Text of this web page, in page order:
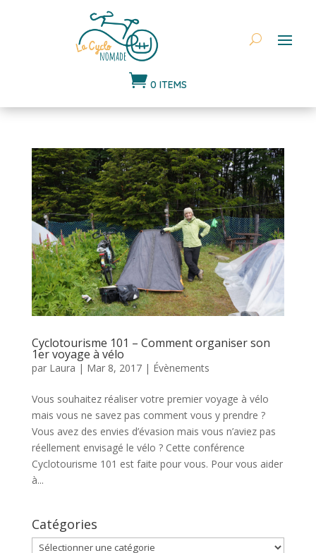
 0 ITEMS
Cyclotourisme 101 – Comment organiser son
1er voyage à vélo
par Laura | Mar 8, 2017| Évènements
Vous souhaitez réaliser votre premier voyage à vélo
mais vous ne savez pas comment vous y prendre ?
Vous avez des envies d’évasion mais vous n’aviez pas
réellement envisagé le vélo ? Cette conférence
Cyclotourisme 101 est faite pour vous. Pour vous aider
à...
Catégories
Catégories